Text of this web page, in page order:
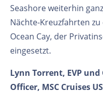
Seashore weiterhin
Nächte-Kreuzfahrten
Ocean Cay, der
eingesetzt.
Lynn Torrent, EVP
Officer, MSC Cruises